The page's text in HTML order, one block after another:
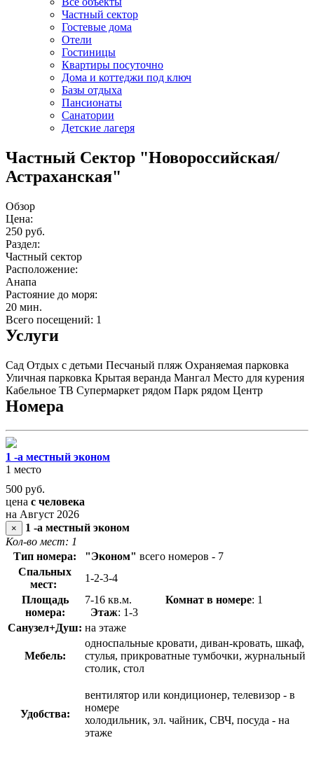
Частный сектор
Гостевые дома
Отели
Гостиницы
Квартиры посуточно
Дома и коттеджи под ключ
Базы отдыха
Пансионаты
Санатории
Детские лагеря
Частный Cектор "Новороссийская/
Астраханская"
Обзор
Цена:
250 руб.
Раздел:
Частный сектор
Расположение:
Анапа
Растояние до моря:
20 мин.
Всего посещений: 1
Услуги
Сад Отдых с детьми Песчаный пляж Охраняемая парковка
Уличная парковка Крытая веранда Мангал Место для курения
Кабельное ТВ Супермаркет рядом Парк рядом Центр
Номера
1 -а местный эконом
1 место
500 руб.
цена с человека
на Август 2026
×
1 -а местный эконом
Кол-во мест: 1
Тип номера:
"Эконом" всего номеров - 7
Спальных
мест:
1-2-3-4
Площадь
номера:
7-16 кв.м. Комнат в номере: 1
Этаж: 1-3
Санузел+Душ: на этаже
Мебель:
односпальные кровати, диван-кровать, шкаф,
стулья, прикроватные тумбочки, журнальный
столик, стол
Удобства:
вентилятор или кондиционер, телевизор - в
номере
холодильник, эл. чайник, СВЧ, посуда - на
этаже